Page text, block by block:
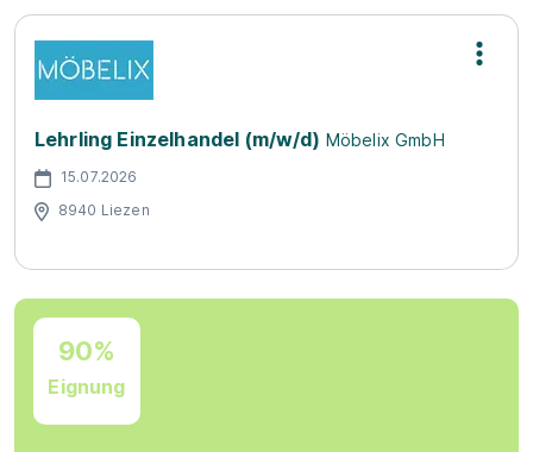
Lehrling Einzelhandel (m/w/d) Möbelix GmbH
15.07.2026
8940 Liezen
90%
Eignung